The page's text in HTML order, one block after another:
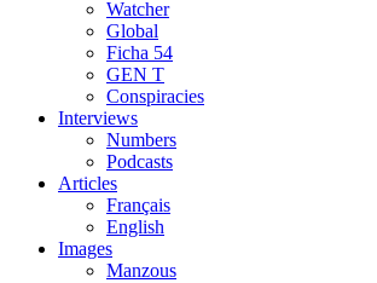
Watcher
Global
Ficha 54
GEN T
Conspiracies
Interviews
Numbers
Podcasts
Articles
Français
English
Images
Manzous